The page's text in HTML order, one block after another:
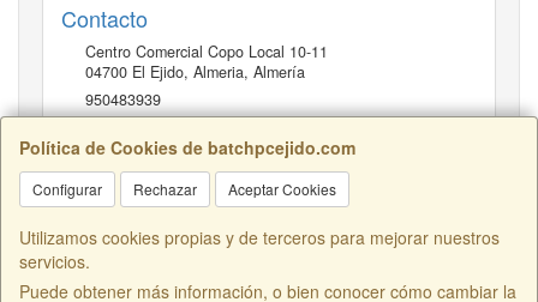
Política de Cookies de batchpcejido.com
Configurar Rechazar Aceptar Cookies
Utilizamos cookies propias y de terceros para mejorar nuestros
servicios.
Puede obtener más información, o bien conocer cómo cambiar la
Contacto
Centro Comercial Copo Local 10-11
04700 El Ejido, Almeria, Almería
950483939
Horario
10 a 22H